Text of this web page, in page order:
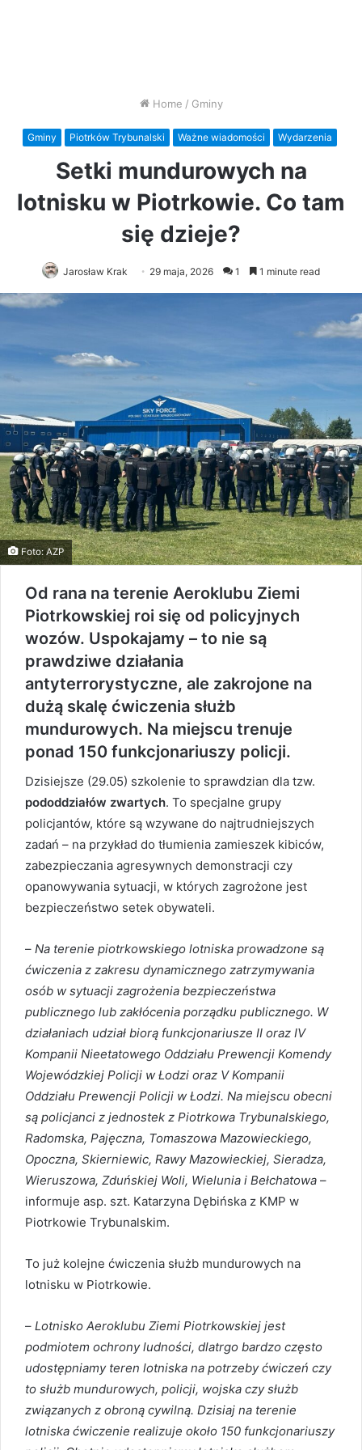
Home / Gminy
Gminy Piotrków Trybunalski Ważne wiadomości Wydarzenia
Setki mundurowych na
lotnisku w Piotrkowie. Co tam
się dzieje?
Jarosław Krak 29 maja, 2026 1 1 minute read
Foto: AZP
Od rana na terenie Aeroklubu Ziemi
Piotrkowskiej roi się od policyjnych
wozów. Uspokajamy – to nie są
prawdziwe działania
antyterrorystyczne, ale zakrojone na
dużą skalę ćwiczenia służb
mundurowych. Na miejscu trenuje
ponad 150 funkcjonariuszy policji.
Dzisiejsze (29.05) szkolenie to sprawdzian dla tzw.
pododdziałów zwartych. To specjalne grupy
policjantów, które są wzywane do najtrudniejszych
zadań – na przykład do tłumienia zamieszek kibiców,
zabezpieczania agresywnych demonstracji czy
opanowywania sytuacji, w których zagrożone jest
bezpieczeństwo setek obywateli.
– Na terenie piotrkowskiego lotniska prowadzone są
ćwiczenia z zakresu dynamicznego zatrzymywania
osób w sytuacji zagrożenia bezpieczeństwa
publicznego lub zakłócenia porządku publicznego. W
działaniach udział biorą funkcjonariusze II oraz IV
Kompanii Nieetatowego Oddziału Prewencji Komendy
Wojewódzkiej Policji w Łodzi oraz V Kompanii
Oddziału Prewencji Policji w Łodzi. Na miejscu obecni
są policjanci z jednostek z Piotrkowa Trybunalskiego,
Radomska, Pajęczna, Tomaszowa Mazowieckiego,
Opoczna, Skierniewic, Rawy Mazowieckiej, Sieradza,
Wieruszowa, Zduńskiej Woli, Wielunia i Bełchatowa –
informuje asp. szt. Katarzyna Dębińska z KMP w
Piotrkowie Trybunalskim.
To już kolejne ćwiczenia służb mundurowych na
lotnisku w Piotrkowie.
– Lotnisko Aeroklubu Ziemi Piotrkowskiej jest
podmiotem ochrony ludności, dlatrgo bardzo często
udostępniamy teren lotniska na potrzeby ćwiczeń czy
to służb mundurowych, policji, wojska czy służb
związanych z obroną cywilną. Dzisiaj na terenie
lotniska ćwiczenie realizuje około 150 funkcjonariuszy